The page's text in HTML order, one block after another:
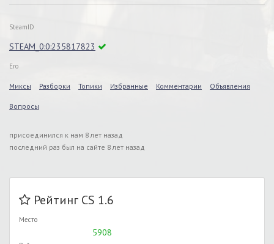
SteamID
STEAM_0:0:235817823
Его
Миксы Разборки Топики Избранные Комментарии Объявления
Вопросы
присоединился к нам 8 лет назад
последний раз был на сайте 8 лет назад
Рейтинг CS 1.6
Место
5908